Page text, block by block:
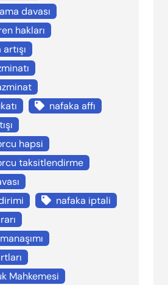
davası
hakları
nafaka affı
hapsi
taksitlendirme
nafaka iptali
Mahkemesi